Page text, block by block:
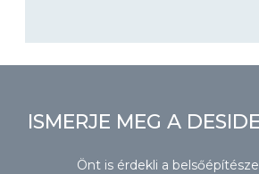
ISMERJE MEG A
Önt is érdekli a